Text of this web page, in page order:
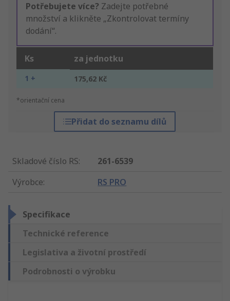
Potřebujete více? Zadejte potřebné
množství a klikněte „Zkontrolovat termíny
dodání“.
Ks za jednotku
1 + 175,62 Kč
*orientační cena
Přidat do seznamu dílů
Skladové číslo RS:
261-6539
Výrobce: RS PRO
Specifikace
Technické reference
Legislativa a životní prostředí
Podrobnosti o výrobku